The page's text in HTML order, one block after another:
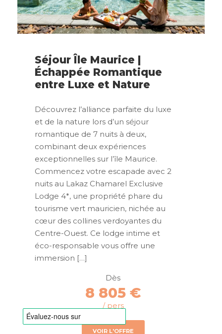
Séjour Île Maurice |
Échappée Romantique
entre Luxe et Nature
Découvrez l’alliance parfaite du luxe
et de la nature lors d’un séjour
romantique de 7 nuits à deux,
combinant deux expériences
exceptionnelles sur l’île Maurice.
Commencez votre escapade avec 2
nuits au Lakaz Chamarel Exclusive
Lodge 4*, une propriété phare du
tourisme vert mauricien, nichée au
cœur des collines verdoyantes du
Centre-Ouest. Ce lodge intime et
éco-responsable vous offre une
immersion […]
Dès
8 805 €
/ pers
VOIR L'OFFRE